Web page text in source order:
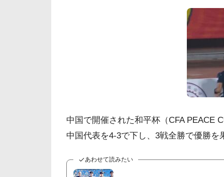
中国で開催された和平杯（CFA PEACE
中国代表を4-3で下し、3戦全勝で優勝を
あわせて読みたい